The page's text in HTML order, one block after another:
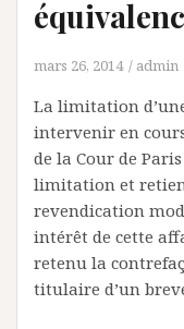
mars 26, 2014 admin
La limitation
intervenir en cours
de la Cour de
limitation et
revendication
intérêt de cette
retenu la
titulaire d’un